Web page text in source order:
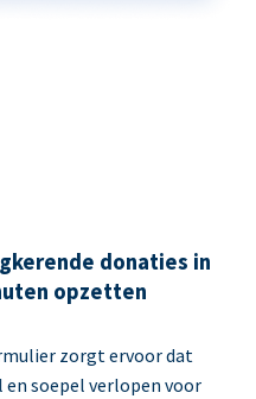
donaties in
opzetten
zorgt ervoor dat
soepel verlopen voor